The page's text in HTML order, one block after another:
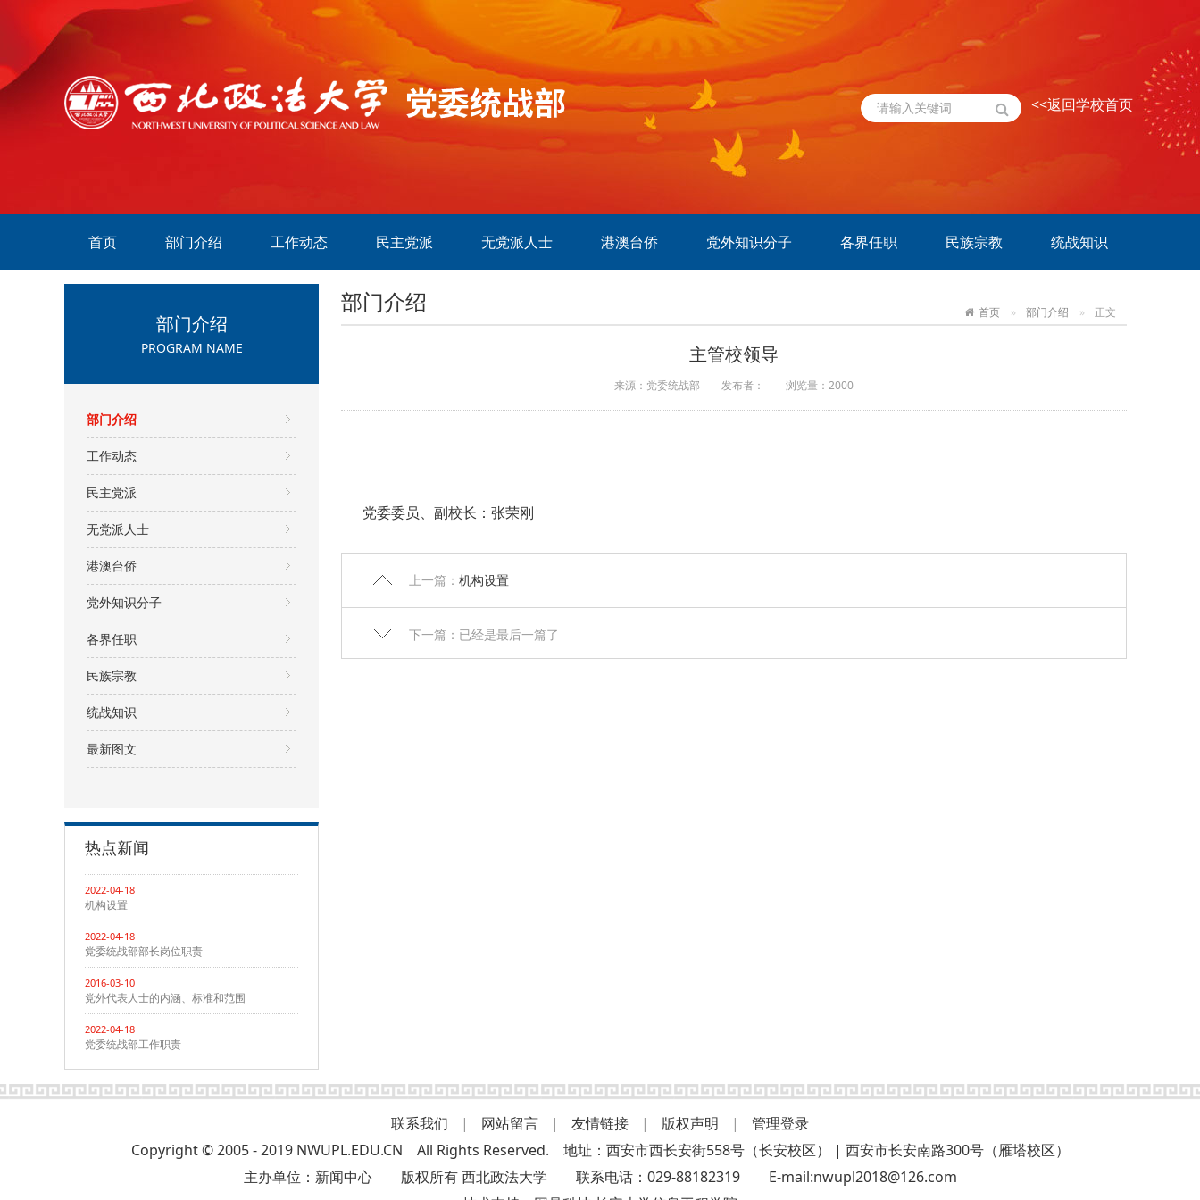
<<返回学校首页
首页 部门介绍 工作动态 民主党派 无党派人士 港澳台侨 党外知识分子 各界任职 民族宗教 统战知识
部门介绍
PROGRAM NAME
部门介绍
工作动态
民主党派
无党派人士
港澳台侨
党外知识分子
各界任职
民族宗教
统战知识
最新图文
热点新闻
2022-04-18
机构设置
2022-04-18
党委统战部部长岗位职责
2016-03-10
党外代表人士的内涵、标准和范围
2022-04-18
党委统战部工作职责
首页 部门介绍 正文
部门介绍
主管校领导
来源：党委统战部 发布者： 浏览量： 2000
党委委员、副校长：张荣刚
上一篇： 机构设置
下一篇：已经是最后一篇了
联系我们 | 网站留言 | 友情链接 | 版权声明 |
管理登录
Copyright © 2005 - 2019 NWUPL.EDU.CN All Rights Reserved. 地址：西安市西长安街558号（长安校区） | 西安市长安南路300号（雁塔校区）
主办单位：新闻中心 版权所有 西北政法大学 联系电话：029-88182319 E-mail:nwupl2018@126.com